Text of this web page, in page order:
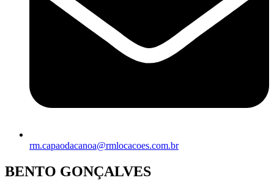
rm.capaodacanoa@rmlocacoes.com.br
BENTO GONÇALVES